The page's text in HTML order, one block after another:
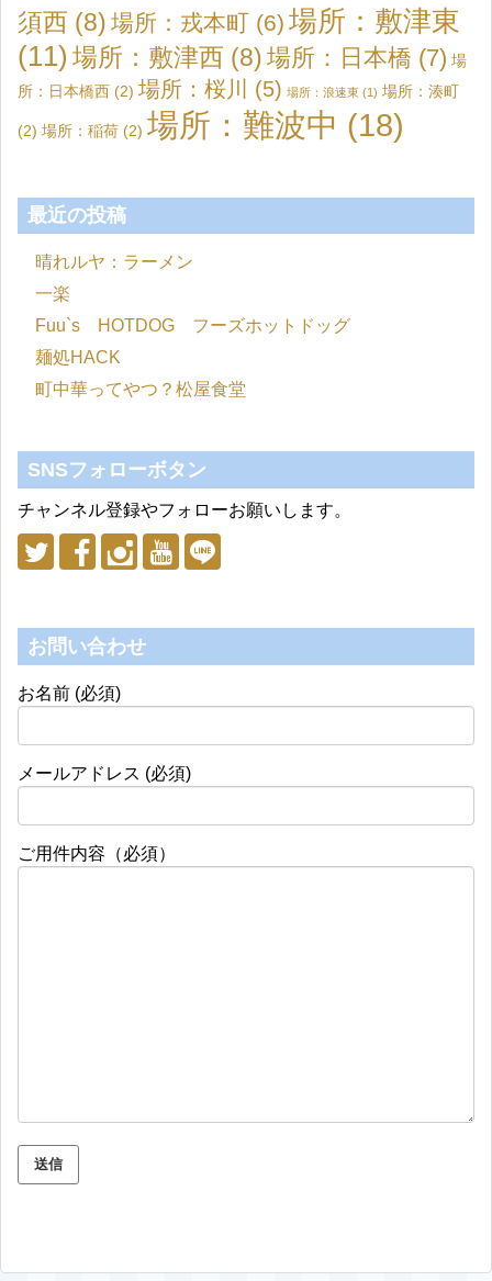
須西 (8) 場所：戎本町 (6) 場所：敷津東
(11) 場所：敷津西 (8) 場所：日本橋 (7) 場
所：日本橋西 (2) 場所：桜川 (5) 場所：浪速東 (1) 場所：湊町
(2) 場所：稲荷 (2) 場所：難波中 (18)
最近の投稿
晴れルヤ：ラーメン
一楽
Fuu`s HOTDOG フーズホットドッグ
麺処HACK
町中華ってやつ？松屋食堂
SNSフォローボタン
チャンネル登録やフォローお願いします。
お問い合わせ
お名前 (必須)
メールアドレス (必須)
ご用件内容（必須）